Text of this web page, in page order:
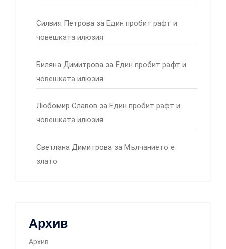
Силвия Петрова за Един пробит рафт и
човешката илюзия
Биляна Димитрова за Един пробит рафт и
човешката илюзия
Любомир Славов за Един пробит рафт и
човешката илюзия
Светлана Димитрова за Мълчанието е
злато
Архив
Архив